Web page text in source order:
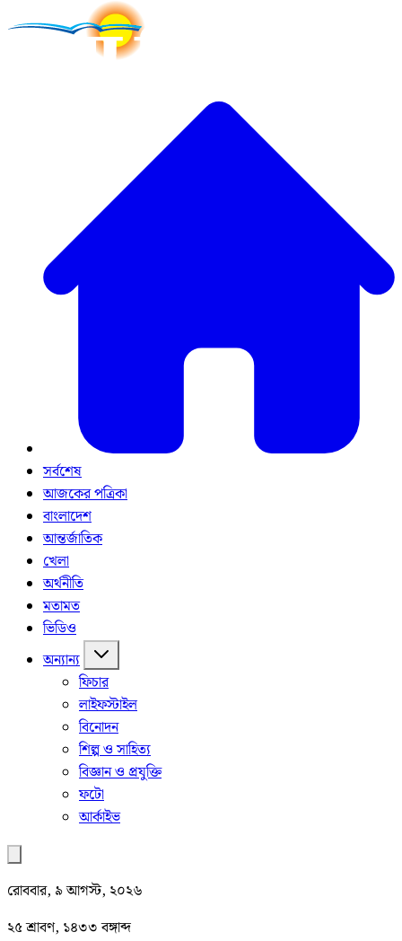
সর্বশেষ
আজকের পত্রিকা
বাংলাদেশ
আন্তর্জাতিক
খেলা
অর্থনীতি
মতামত
ভিডিও
অন্যান্য
ফিচার
লাইফস্টাইল
বিনোদন
শিল্প ও সাহিত্য
বিজ্ঞান ও প্রযুক্তি
ফটো
আর্কাইভ
রোববার, ৯ আগস্ট, ২০২৬
২৫ শ্রাবণ, ১৪৩৩ বঙ্গাব্দ